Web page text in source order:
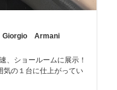
Giorgio Armani
、ショールームに展示！
気の１台に仕上がってい